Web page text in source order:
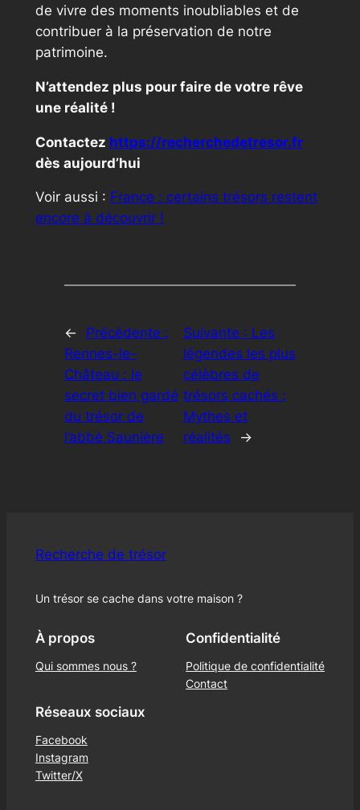
de vivre des moments inoubliables et de
contribuer à la préservation de notre
patrimoine.
N’attendez plus pour faire de votre rêve
une réalité !
Contactez https://recherchedetresor.fr
dès aujourd’hui
Voir aussi : France : certains trésors restent
encore à découvrir !
←
Précédente :
Rennes-le-
Château : le
secret bien gardé
du trésor de
l’abbé Saunière
Suivante : Les
légendes les plus
célèbres de
trésors cachés :
Mythes et
réalités
→
Recherche de trésor
Un trésor se cache dans votre maison ?
À propos
Qui sommes nous ?
Confidentialité
Politique de confidentialité
Contact
Réseaux sociaux
Facebook
Instagram
Twitter/X